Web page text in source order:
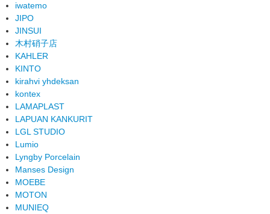
iwatemo
JIPO
JINSUI
木村硝子店
KAHLER
KINTO
kirahvi yhdeksan
kontex
LAMAPLAST
LAPUAN KANKURIT
LGL STUDIO
Lumio
Lyngby Porcelain
Manses Design
MOEBE
MOTON
MUNIEQ